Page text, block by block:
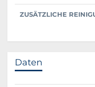
ZUSÄTZLICHE
Daten